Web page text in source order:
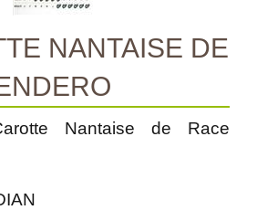
NANTAISE DE
Nantaise de Race